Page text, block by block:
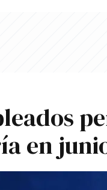
en